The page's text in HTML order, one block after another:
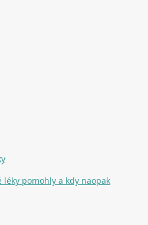
léky pomohly a kdy naopak